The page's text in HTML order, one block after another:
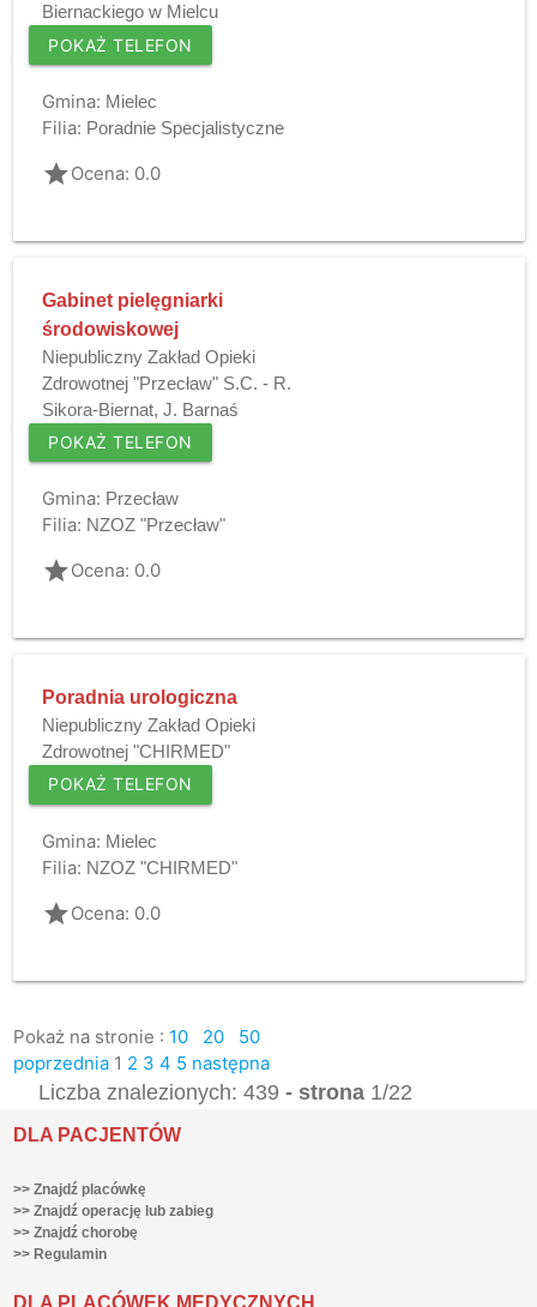
Biernackiego w Mielcu
POKAŻ TELEFON
Gmina: Mielec
Filia: Poradnie Specjalistyczne
gradeOcena: 0.0
Gabinet pielęgniarki
środowiskowej
Niepubliczny Zakład Opieki
Zdrowotnej "Przecław" S.C. - R.
Sikora-Biernat, J. Barnaś
POKAŻ TELEFON
Gmina: Przecław
Filia: NZOZ "Przecław"
gradeOcena: 0.0
Poradnia urologiczna
Niepubliczny Zakład Opieki
Zdrowotnej "CHIRMED"
POKAŻ TELEFON
Gmina: Mielec
Filia: NZOZ "CHIRMED"
gradeOcena: 0.0
Pokaż na stronie : 10 20
50
poprzednia 1 2 3 4 5 następna
Liczba znalezionych: 439 - strona 1/22
DLA PACJENTÓW
>> Znajdź placówkę
>> Znajdź operację lub zabieg
>> Znajdź chorobę
>> Regulamin
DLA PLACÓWEK MEDYCZNYCH